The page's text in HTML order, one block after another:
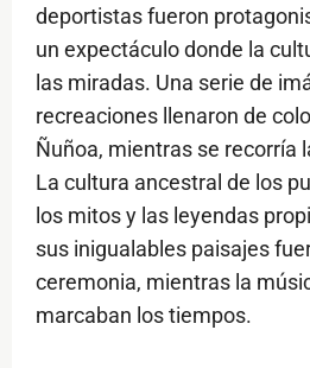
deportistas fueron
un expectáculo donde la
las miradas. Una serie de
recreaciones llenaron de
Ñuñoa, mientras se recorría
La cultura ancestral de los
los mitos y las leyendas
sus inigualables paisajes
ceremonia, mientras la
marcaban los tiempos.